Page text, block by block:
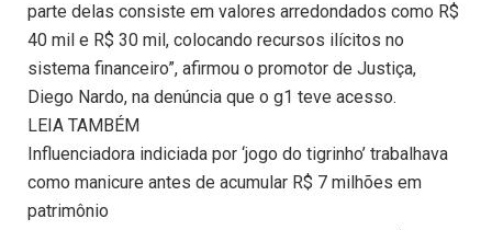
parte delas consiste em valores arredondados como R$
40 mil e R$ 30 mil, colocando recursos ilícitos no
sistema financeiro”, afirmou o promotor de Justiça,
Diego Nardo, na denúncia que o g1 teve acesso.
LEIA TAMBÉM
Influenciadora indiciada por ‘jogo do tigrinho’ trabalhava
como manicure antes de acumular R$ 7 milhões em
patrimônio